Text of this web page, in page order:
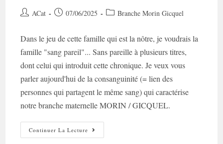
Auteur/autrice
publication :
ACat
Post07/06/2025
PostBranche Morin Gicquel
Dans le jeu de cette famille qui est la nôtre, je voudrais la
famille "sang pareil"... Sans pareille à plusieurs titres,
dont celui qui introduit cette chronique. Je veux vous
parler aujourd'hui de la consanguinité (= lien des
personnes qui partagent le même sang) qui caractérise
notre branche maternelle MORIN / GICQUEL.
Continuer La Lecture La
Famille